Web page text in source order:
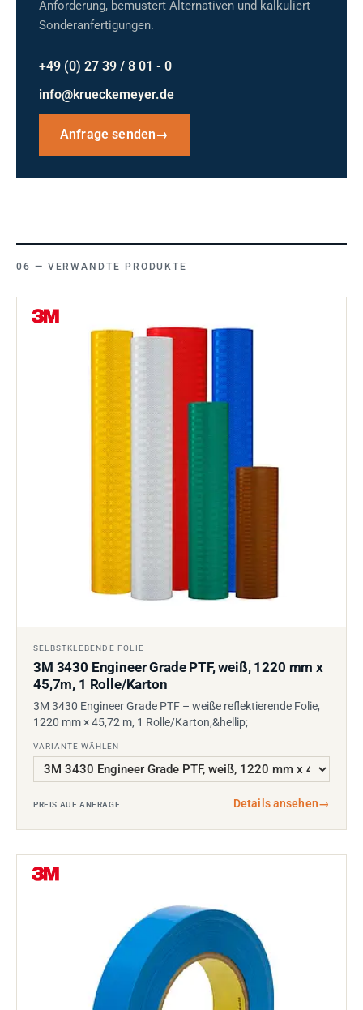
Anforderung, bemustert Alternativen und kalkuliert
Sonderanfertigungen.
+49 (0) 27 39 / 8 01 - 0
info@krueckemeyer.de
Anfrage senden→
VERWANDTE PRODUKTE
SELBSTKLEBENDE FOLIE
3M 3430 Engineer Grade PTF, weiß, 1220 mm x
45,7m, 1 Rolle/Karton
3M 3430 Engineer Grade PTF – weiße reflektierende Folie,
1220 mm × 45,72 m, 1 Rolle/Karton,&hellip;
VARIANTE WÄHLEN
PREIS AUF ANFRAGE Details ansehen→